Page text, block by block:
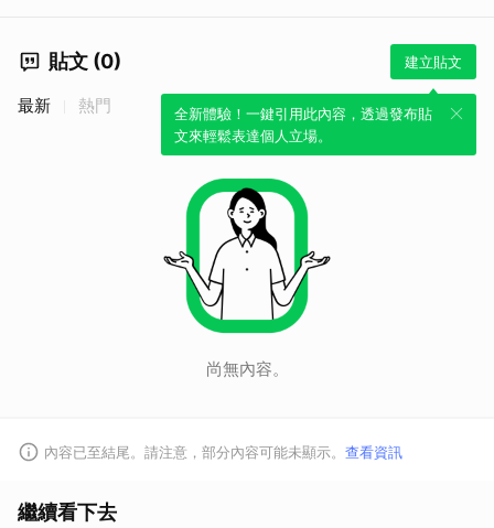
貼文 (0) 建立貼文
全新體驗！一鍵引用此內容，透過發布貼
文來輕鬆表達個人立場。
最新 熱門
尚無內容。
內容已至結尾。請注意，部分內容可能未顯示。 查看資訊
繼續看下去